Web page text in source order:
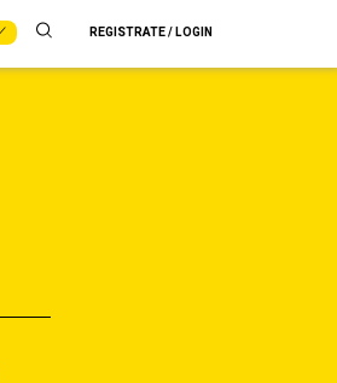
REGISTRATE / LOGIN